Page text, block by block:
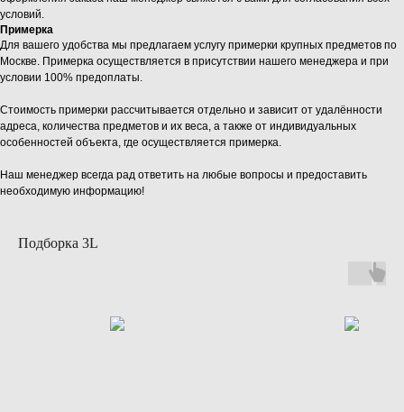
условий.
Примерка
Для вашего удобства мы предлагаем услугу примерки крупных предметов по
Москве. Примерка осуществляется в присутствии нашего менеджера и при
условии 100% предоплаты.
Стоимость примерки рассчитывается отдельно и зависит от удалённости
адреса, количества предметов и их веса, а также от индивидуальных
особенностей объекта, где осуществляется примерка.
Наш менеджер всегда рад ответить на любые вопросы и предоставить
необходимую информацию!
Подборка 3L